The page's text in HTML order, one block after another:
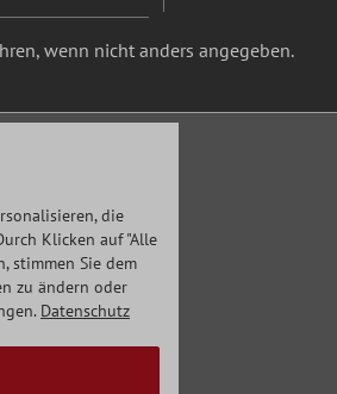
wenn nicht anders angegeben.
die
Klicken auf "Alle
stimmen Sie dem
zu ändern oder
Datenschutz